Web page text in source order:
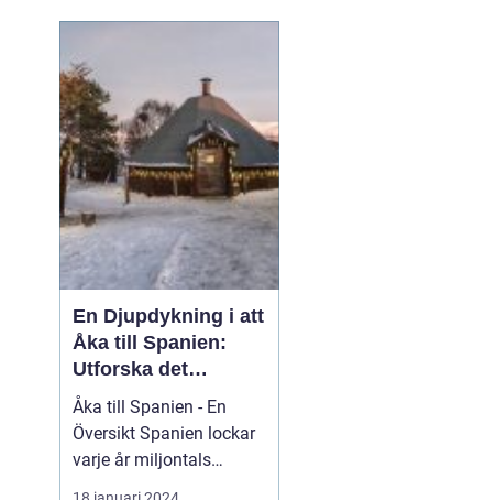
En Djupdykning i att
Åka till Spanien:
Utforska det
Mångfacetterade
Spanien
Åka till Spanien - En
Översikt Spanien lockar
varje år miljontals
besökare med sina